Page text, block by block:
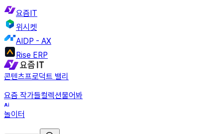
요즘IT
위시켓
AIDP - AX
Rise ERP
콘텐츠프로덕트 밸리
요즘 작가들컬렉션물어봐
놀이터